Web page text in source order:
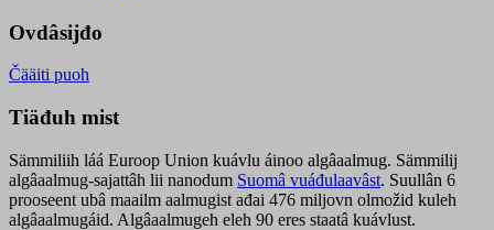
Ovdâsijđo
Čääiti puoh
Tiäđuh mist
Sämmiliih láá Euroop Union kuávlu áinoo algâaalmug. Sämmilij
algâaalmug-sajattâh lii nanodum Suomâ vuáđulaavâst. Suullân 6
prooseent ubâ maailm aalmugist ađai 476 miljovn olmožid kuleh
algâaalmugáid. Algâaalmugeh eleh 90 eres staatâ kuávlust.